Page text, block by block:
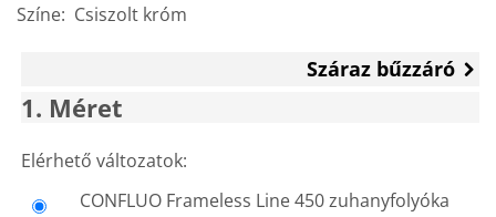
Színe: Csiszolt króm
Száraz bűzzáró
1 Méret
MÉRET
Elérhető változatok:
CONFLUO Frameless Line 450 zuhanyfolyóka